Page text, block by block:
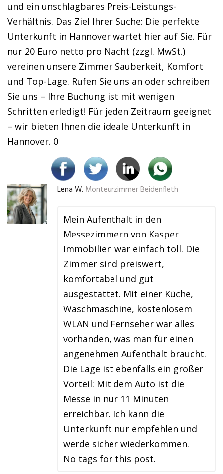
und ein unschlagbares Preis-Leistungs-
Verhältnis. Das Ziel Ihrer Suche: Die perfekte
Unterkunft in Hannover wartet hier auf Sie. Für
nur 20 Euro netto pro Nacht (zzgl. MwSt.)
vereinen unsere Zimmer Sauberkeit, Komfort
und Top-Lage. Rufen Sie uns an oder schreiben
Sie uns – Ihre Buchung ist mit wenigen
Schritten erledigt! Für jeden Zeitraum geeignet
– wir bieten Ihnen die ideale Unterkunft in
Hannover. 0
Lena W. Monteurzimmer Beidenfleth
Mein Aufenthalt in den
Messezimmern von Kasper
Immobilien war einfach toll. Die
Zimmer sind preiswert,
komfortabel und gut
ausgestattet. Mit einer Küche,
Waschmaschine, kostenlosem
WLAN und Fernseher war alles
vorhanden, was man für einen
angenehmen Aufenthalt braucht.
Die Lage ist ebenfalls ein großer
Vorteil: Mit dem Auto ist die
Messe in nur 11 Minuten
erreichbar. Ich kann die
Unterkunft nur empfehlen und
werde sicher wiederkommen.
No tags for this post.